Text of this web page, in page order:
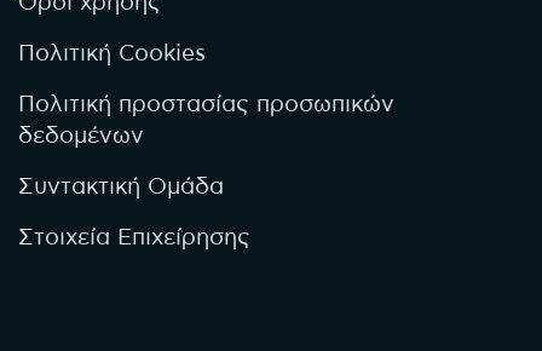
Πολιτική Cookies
Πολιτική προστασίας προσωπικών
δεδομένων
Συντακτική Ομάδα
Στοιχεία Επιχείρησης